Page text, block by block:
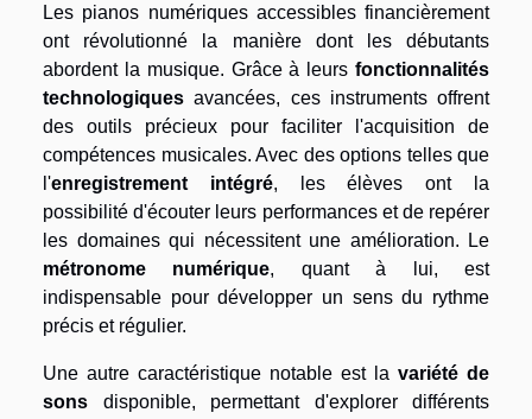
Les pianos numériques accessibles financièrement
ont révolutionné la manière dont les débutants
abordent la musique. Grâce à leurs fonctionnalités
technologiques avancées, ces instruments offrent
des outils précieux pour faciliter l'acquisition de
compétences musicales. Avec des options telles que
l'enregistrement intégré, les élèves ont la
possibilité d'écouter leurs performances et de repérer
les domaines qui nécessitent une amélioration. Le
métronome numérique, quant à lui, est
indispensable pour développer un sens du rythme
précis et régulier.
Une autre caractéristique notable est la variété de
sons disponible, permettant d'explorer différents